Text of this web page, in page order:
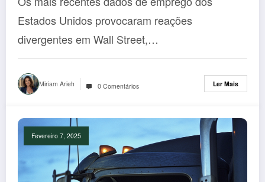
Estados Unidos provocaram reações
divergentes em Wall Street,…
Miriam Arieh 0 Comentários Ler Mais
Fevereiro 7, 2025